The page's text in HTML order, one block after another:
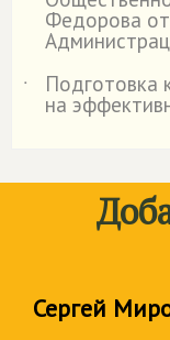
Федорова
˙
Подготовка
на
Сергей